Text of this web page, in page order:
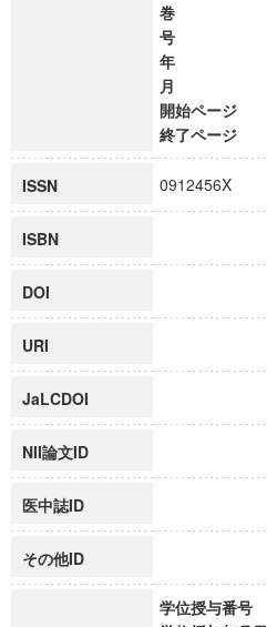
巻
号
年
月
開始ページ
終了ページ
ISSN 0912456X
ISBN
DOI
URI
JaLCDOI
NII論文ID
医中誌ID
その他ID
学位授与番号